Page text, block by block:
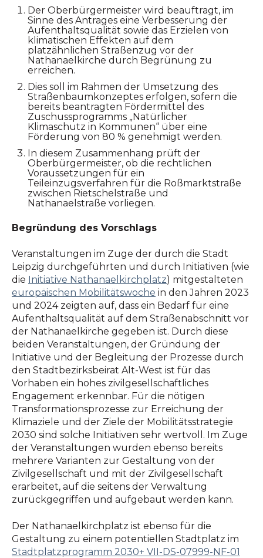
Der Oberbürgermeister wird beauftragt, im
Sinne des Antrages eine Verbesserung der
Aufenthaltsqualität sowie das Erzielen von
klimatischen Effekten auf dem
platzähnlichen Straßenzug vor der
Nathanaelkirche durch Begrünung zu
erreichen.
Dies soll im Rahmen der Umsetzung des
Straßenbaumkonzeptes erfolgen, sofern die
bereits beantragten Fördermittel des
Zuschussprogramms „Natürlicher
Klimaschutz in Kommunen“ über eine
Förderung von 80 % genehmigt werden.
In diesem Zusammenhang prüft der
Oberbürgermeister, ob die rechtlichen
Voraussetzungen für ein
Teileinzugsverfahren für die Roßmarktstraße
zwischen Rietschelstraße und
Nathanaelstraße vorliegen.
Begründung des Vorschlags
Veranstaltungen im Zuge der durch die Stadt
Leipzig durchgeführten und durch Initiativen (wie
die Initiative Nathanaelkirchplatz) mitgestalteten
europäischen Mobilitätswoche in den Jahren 2023
und 2024 zeigten auf, dass ein Bedarf für eine
Aufenthaltsqualität auf dem Straßenabschnitt vor
der Nathanaelkirche gegeben ist. Durch diese
beiden Veranstaltungen, der Gründung der
Initiative und der Begleitung der Prozesse durch
den Stadtbezirksbeirat Alt-West ist für das
Vorhaben ein hohes zivilgesellschaftliches
Engagement erkennbar. Für die nötigen
Transformationsprozesse zur Erreichung der
Klimaziele und der Ziele der Mobilitätsstrategie
2030 sind solche Initiativen sehr wertvoll. Im Zuge
der Veranstaltungen wurden ebenso bereits
mehrere Varianten zur Gestaltung von der
Zivilgesellschaft und mit der Zivilgesellschaft
erarbeitet, auf die seitens der Verwaltung
zurückgegriffen und aufgebaut werden kann.
Der Nathanaelkirchplatz ist ebenso für die
Gestaltung zu einem potentiellen Stadtplatz im
Stadtplatzprogramm 2030+ VII-DS-07999-NF-01